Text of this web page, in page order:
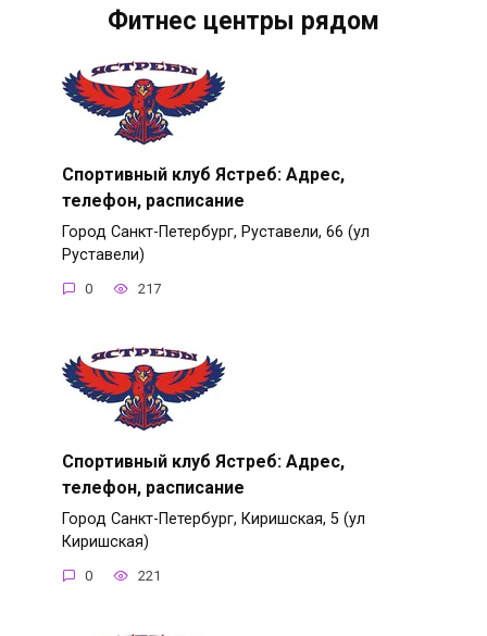
Фитнес центры рядом
Спортивный клуб Ястреб: Адрес,
телефон, расписание
Город Санкт-Петербург, Руставели, 66 (ул
Руставели)
0 217
Спортивный клуб Ястреб: Адрес,
телефон, расписание
Город Санкт-Петербург, Киришская, 5 (ул
Киришская)
0 221